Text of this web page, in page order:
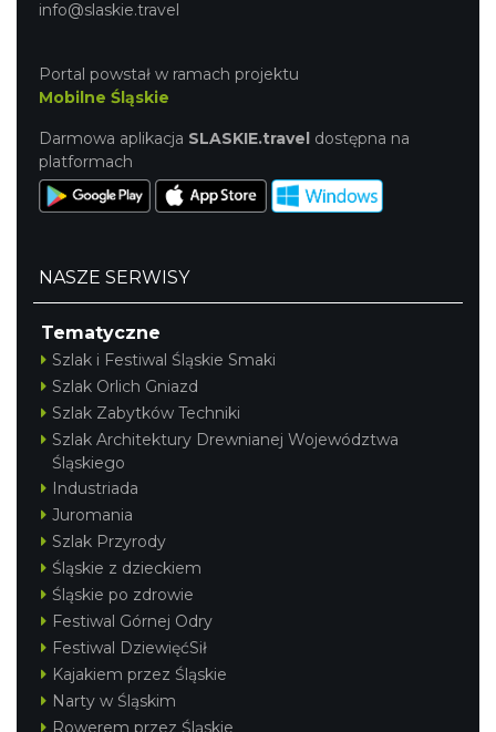
info@slaskie.travel
Portal powstał w ramach projektu
Mobilne Śląskie
Darmowa aplikacja SLASKIE.travel dostępna na
platformach
NASZE SERWISY
Tematyczne
Szlak i Festiwal Śląskie Smaki
Szlak Orlich Gniazd
Szlak Zabytków Techniki
Szlak Architektury Drewnianej Województwa
Śląskiego
Industriada
Juromania
Szlak Przyrody
Śląskie z dzieckiem
Śląskie po zdrowie
Festiwal Górnej Odry
Festiwal DziewięćSił
Kajakiem przez Śląskie
Narty w Śląskim
Rowerem przez Śląskie